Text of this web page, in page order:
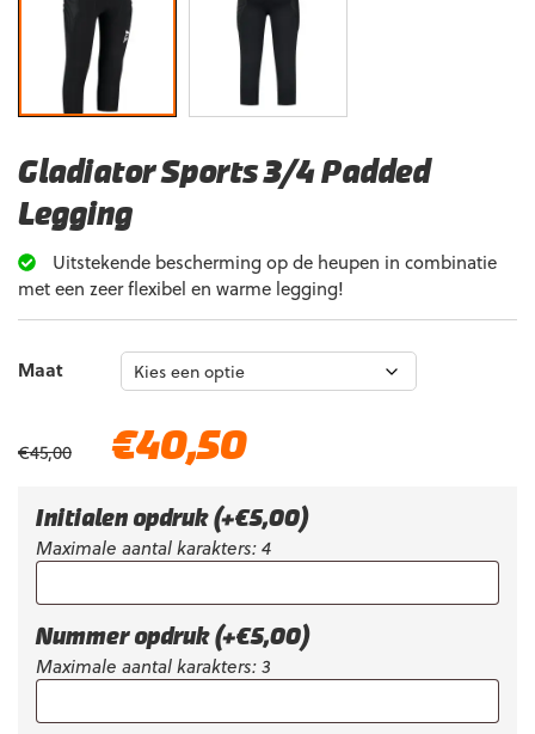
Gladiator Sports 3/4 Padded
Legging
Uitstekende bescherming op de heupen in combinatie
met een zeer flexibel en warme legging!
Maat
€45,00
Oorspronkelijke
€45,00.
€40,50Huidige
€40,50.
Initialen opdruk (+€5,00)
Maximale aantal karakters: 4
Nummer opdruk (+€5,00)
Maximale aantal karakters: 3